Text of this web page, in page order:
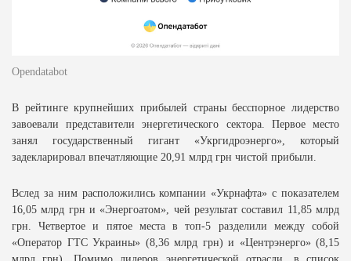
Opendatabot
В рейтинге крупнейших прибылей страны бесспорное лидерство
завоевали представители энергетического сектора. Первое место
занял государственный гигант «Укргидроэнерго», который
задекларировал впечатляющие 20,91 млрд грн чистой прибыли.
Вслед за ним расположились компании «Укрнафта» с показателем
16,05 млрд грн и «Энергоатом», чей результат составил 11,85 млрд
грн. Четвертое и пятое места в топ-5 разделили между собой
«Оператор ГТС Украины» (8,36 млрд грн) и «Центрэнерго» (8,15